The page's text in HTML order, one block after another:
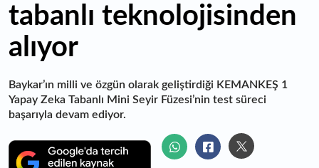
tabanlı teknolojisinden
alıyor
Baykar’ın milli ve özgün olarak geliştirdiği KEMANKEŞ 1
Yapay Zeka Tabanlı Mini Seyir Füzesi’nin test süreci
başarıyla devam ediyor.